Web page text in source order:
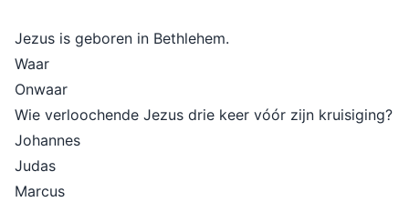
Jezus is geboren in Bethlehem.
Waar
Onwaar
Wie verloochende Jezus drie keer vóór zijn kruisiging?
Johannes
Judas
Marcus